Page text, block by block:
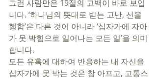
그런 사람만은 19절의 고백이 바로 보입
니다. ‘하나님의 뜻대로 받는 고난, 선을
행함’은 다른 것이 아니라 ‘십자가에 자아
가 못 박힘으로 일어나는 모든 일’을 의미
합니다.
모든 유혹에 대하여 반응하는 내 자신을
십자가에 못 박는 것은 참 아프고, 고통스